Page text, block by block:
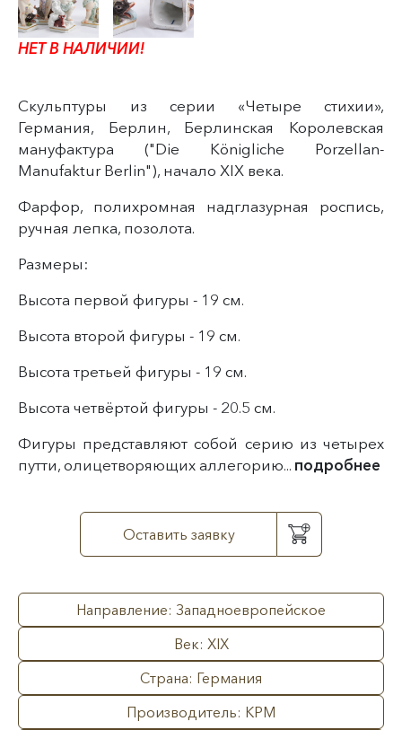
НЕТ В НАЛИЧИИ!
Скульптуры из серии «Четыре стихии»,
Германия, Берлин, Берлинская Королевская
мануфактура ("Die Königliche Porzellan-
Manufaktur Berlin"), начало XIX века.
Фарфор, полихромная надглазурная роспись,
ручная лепка, позолота.
Размеры:
Высота первой фигуры - 19 см.
Высота второй фигуры - 19 см.
Высота третьей фигуры - 19 см.
Высота четвёртой фигуры - 20.5 см.
Фигуры представляют собой серию из четырех
путти, олицетворяющих аллегорию... подробнее
Оставить заявку
Направление: Западноевропейское
Век: XIX
Страна: Германия
Производитель: KPM